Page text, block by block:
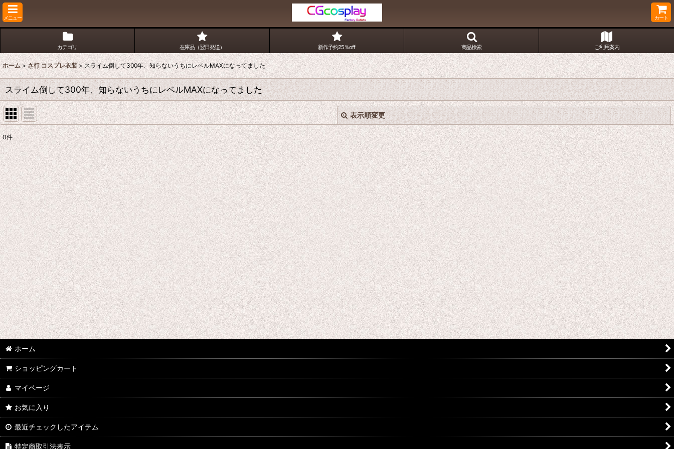
メニュー カート
カテゴリ 在庫品（翌日発送） 新作予約25％off 商品検索 ご利用案内
ホーム > さ行 コスプレ衣装 > スライム倒して300年、知らないうちにレベルMAXになってました
スライム倒して300年、知らないうちにレベルMAXになってました
表示順変更
表示数:
並び順:
絞り込む
閉じる
0件
ホーム
ショッピングカート
マイページ
お気に入り
最近チェックしたアイテム
特定商取引法表示